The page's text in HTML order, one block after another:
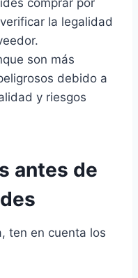
la legalidad
son más
debido a
y riesgos
antes de
ten en cuenta los